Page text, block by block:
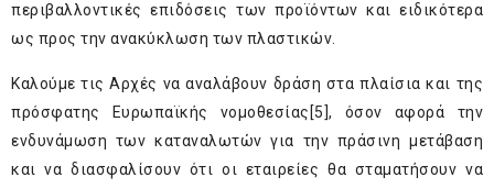
περιβαλλοντικές επιδόσεις των προϊόντων και ειδικότερα
ως προς την ανακύκλωση των πλαστικών.
Καλούμε τις Αρχές να αναλάβουν δράση στα πλαίσια και της
πρόσφατης Ευρωπαϊκής νομοθεσίας [5], όσον αφορά την
ενδυνάμωση των καταναλωτών για την πράσινη μετάβαση
και να διασφαλίσουν ότι οι εταιρείες θα σταματήσουν να